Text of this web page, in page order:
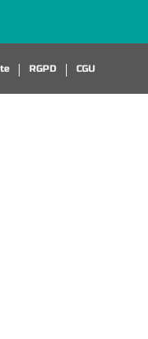
RGPD CGU